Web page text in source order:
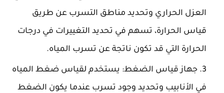
العزل الحراري وتحديد مناطق التسرب عن طريق
قياس الحرارة، تسهم في تحديد التغييرات في درجات
الحرارة التي قد تكون ناتجة عن تسرب المياه.
جهاز قياس الضغط: يستخدم لقياس ضغط المياه
في الأنابيب وتحديد وجود تسرب عندما يكون الضغط